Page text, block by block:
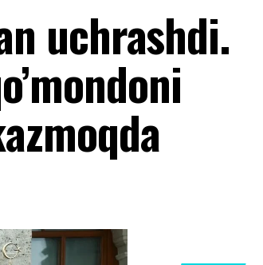
uchrashdi.